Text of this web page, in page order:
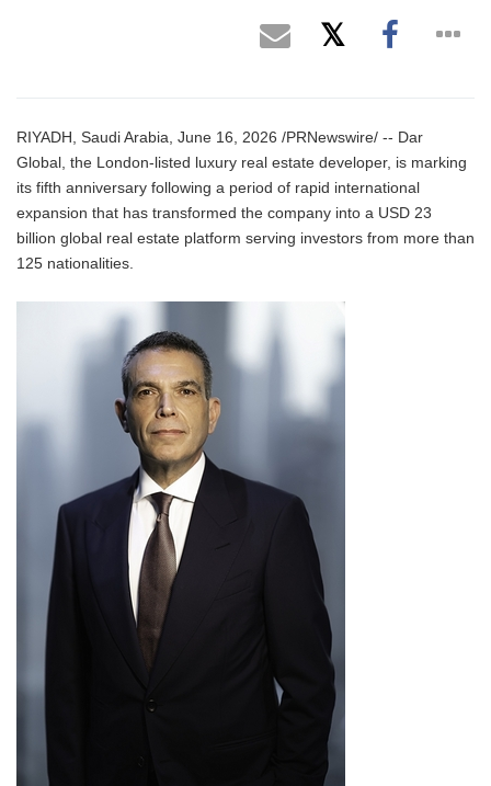
RIYADH, Saudi Arabia, June 16, 2026 /PRNewswire/ -- Dar
Global, the London-listed luxury real estate developer, is marking
its fifth anniversary following a period of rapid international
expansion that has transformed the company into a USD 23
billion global real estate platform serving investors from more than
125 nationalities.